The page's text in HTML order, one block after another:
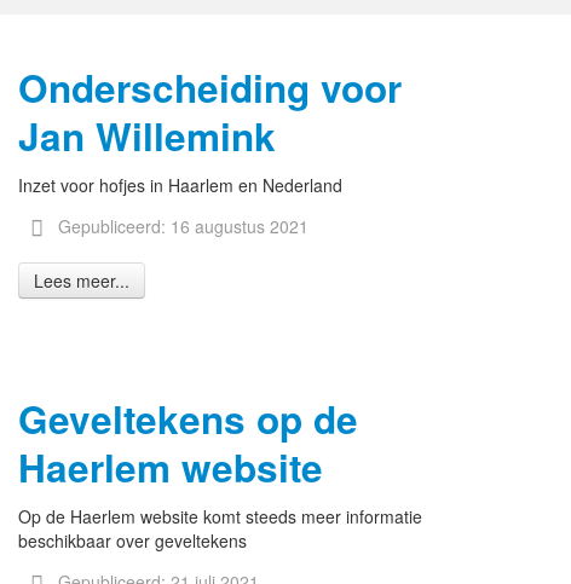
Onderscheiding voor
Jan Willemink
Inzet voor hofjes in Haarlem en Nederland
Gepubliceerd: 16 augustus 2021
Lees meer...
Geveltekens op de
Haerlem website
Op de Haerlem website komt steeds meer informatie
beschikbaar over geveltekens